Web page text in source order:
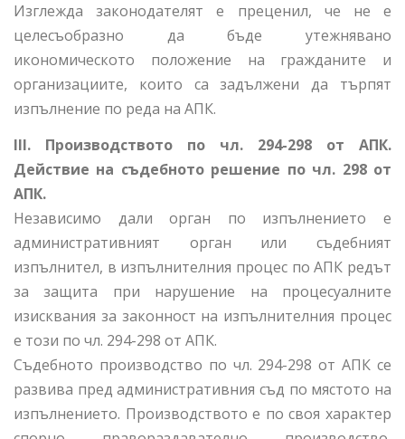
Изглежда законодателят е преценил, че не е
целесъобразно да бъде утежнявано
икономическото положение на гражданите и
организациите, които са задължени да търпят
изпълнение по реда на АПК.
III. Производството по чл. 294-298 от АПК.
Действие на съдебното решение по чл. 298 от
АПК.
Независимо дали орган по изпълнението е
административният орган или съдебният
изпълнител, в изпълнителния процес по АПК редът
за защита при нарушение на процесуалните
изисквания за законност на изпълнителния процес
е този по чл. 294-298 от АПК.
Съдебното производство по чл. 294-298 от АПК се
развива пред административния съд по мястото на
изпълнението. Производството е по своя характер